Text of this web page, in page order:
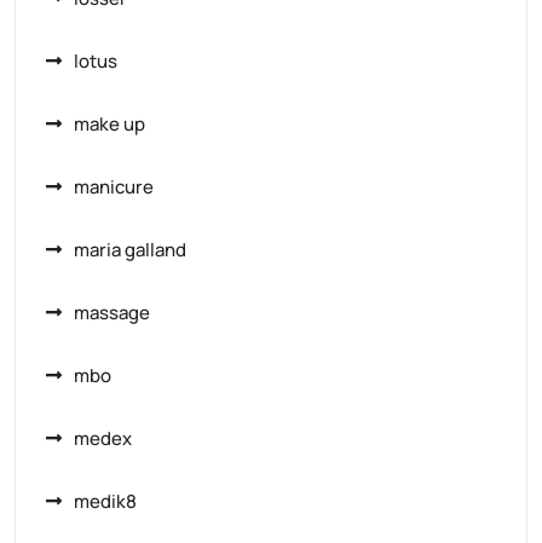
lotus
make up
manicure
maria galland
massage
mbo
medex
medik8